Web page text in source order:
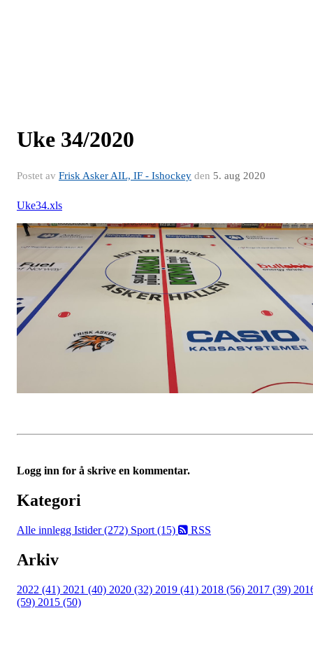
Uke 34/2020
Postet av Frisk Asker AIL, IF - Ishockey den 5. aug 2020
Uke34.xls
Logg inn for å skrive en kommentar.
Kategori
Alle innlegg Istider (272) Sport (15) RSS
Arkiv
2022 (41) 2021 (40) 2020 (32) 2019 (41) 2018 (56) 2017 (39)
(59) 2015 (50)